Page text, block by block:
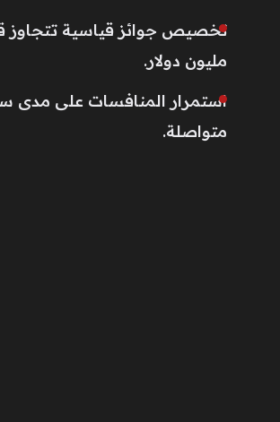
مليون دولار.
استمرار المنافسات على مدى
متواصلة.